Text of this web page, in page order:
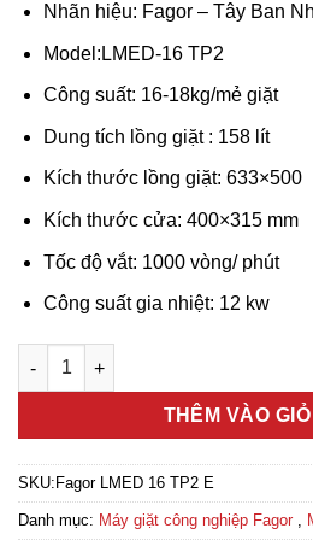
Nhãn hiệu: Fagor – Tây Ban
Model:LMED-16 TP2
Công suất: 16-18kg/mẻ giặt
Dung tích lồng giặt : 158 lít
Kích thước lồng giặt: 633×500
Kích thước cửa: 400×315mm
Tốc độ vắt: 1000 vòng/ phút
Công suất gia nhiệt: 12 kw
Máy giặt công nghiệp Fagor LMED
THÊM VÀO
SKU: Fagor LMED 16 TP2 E
Danh mục: Máy giặt công nghiệp Fagor